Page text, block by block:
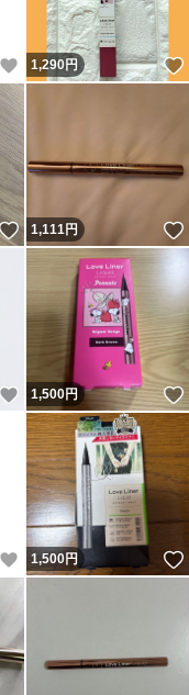
いいね！
1,290円
いいね！
1,111円
いいね！
1,500円
いいね！
1,500円